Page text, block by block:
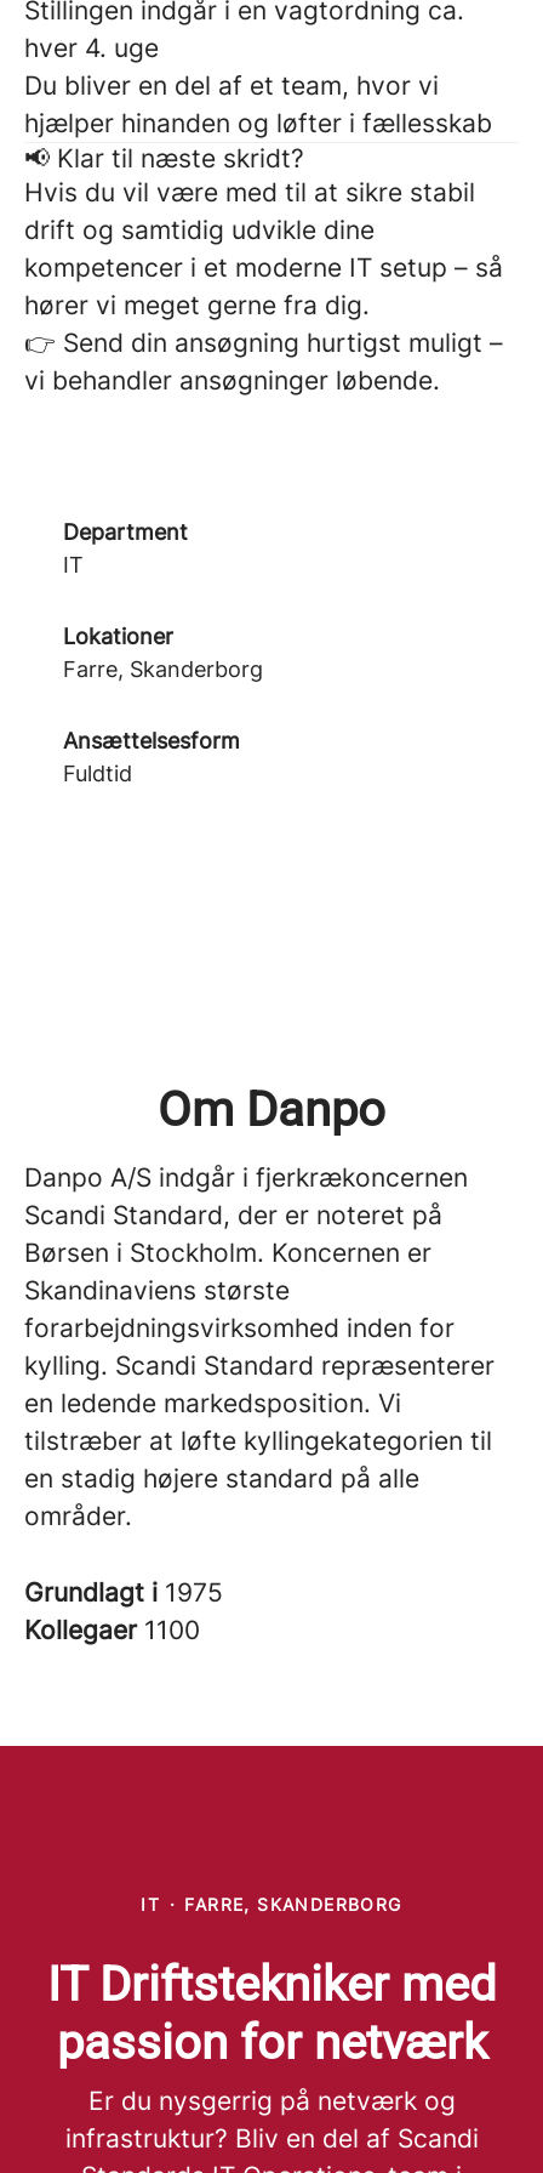
Stillingen indgår i en vagtordning ca.
hver 4. uge
Du bliver en del af et team, hvor vi
hjælper hinanden og løfter i fællesskab
📢 Klar til næste skridt?
Hvis du vil være med til at sikre stabil
drift og samtidig udvikle dine
kompetencer i et moderne IT setup – så
hører vi meget gerne fra dig.
👉 Send din ansøgning hurtigst muligt –
vi behandler ansøgninger løbende.
Department
IT
Lokationer
Farre, Skanderborg
Ansættelsesform
Fuldtid
Om Danpo
Danpo A/S indgår i fjerkrækoncernen
Scandi Standard, der er noteret på
Børsen i Stockholm. Koncernen er
Skandinaviens største
forarbejdningsvirksomhed inden for
kylling. Scandi Standard repræsenterer
en ledende markedsposition. Vi
tilstræber at løfte kyllingekategorien til
en stadig højere standard på alle
områder.
Grundlagt i 1975
Kollegaer 1100
IT · FARRE, SKANDERBORG
IT Driftstekniker med
passion for netværk
Er du nysgerrig på netværk og
infrastruktur? Bliv en del af Scandi